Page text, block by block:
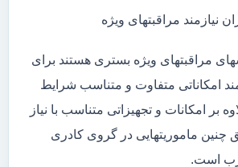
نیازمند مراقبتهای ویژه
مراقبتهای ویژه بستری هستند برای
امکاناتی متفاوت و متناسب شرایط
بر امکانات و تجهیزاتی متناسب با نیاز
چنین ماموریتهایی در گروی کادری
است.